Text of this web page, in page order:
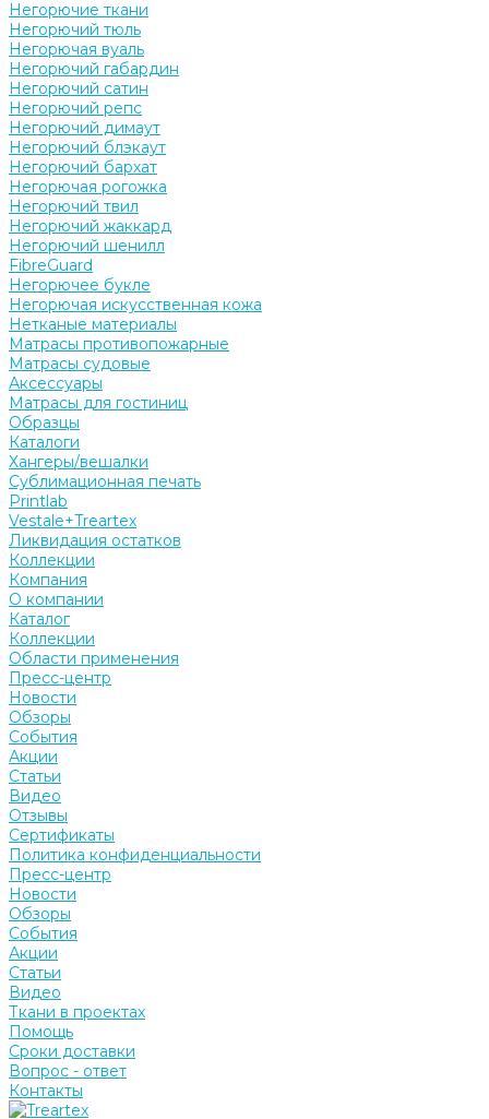
Негорючие ткани
Негорючий тюль
Негорючая вуаль
Негорючий габардин
Негорючий сатин
Негорючий репс
Негорючий димаут
Негорючий блэкаут
Негорючий бархат
Негорючая рогожка
Негорючий твил
Негорючий жаккард
Негорючий шенилл
FibreGuard
Негорючее букле
Негорючая искусственная кожа
Нетканые материалы
Матрасы противопожарные
Матрасы судовые
Аксессуары
Матрасы для гостиниц
Образцы
Каталоги
Хангеры/вешалки
Сублимационная печать
Printlab
Vestale+Treartex
Ликвидация остатков
Коллекции
Компания
О компании
Каталог
Коллекции
Области применения
Пресс-центр
Новости
Обзоры
События
Акции
Статьи
Видео
Отзывы
Сертификаты
Политика конфиденциальности
Пресс-центр
Новости
Обзоры
События
Акции
Статьи
Видео
Ткани в проектах
Помощь
Сроки доставки
Вопрос - ответ
Контакты